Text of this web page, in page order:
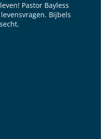
Pastor Bayless
Bijbels